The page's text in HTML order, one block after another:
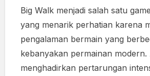
Big Walk menjadi salah satu
yang menarik perhatian karena
pengalaman bermain yang
kebanyakan permainan modern.
menghadirkan pertarungan